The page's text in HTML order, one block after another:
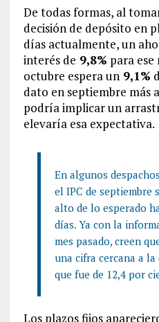
De todas formas, al
decisión de depósito en
días actualmente, un
interés de 9,8% para ese
octubre espera un9,1%
dato en septiembre más
podría implicar un
elevaría esa expectativa.
En algunos
el IPC de septiembre
alto de lo esperado
días. Ya con la
mes pasado, creen
una cifra cercana a
que fue de 12,4 por
Los plazos fijos